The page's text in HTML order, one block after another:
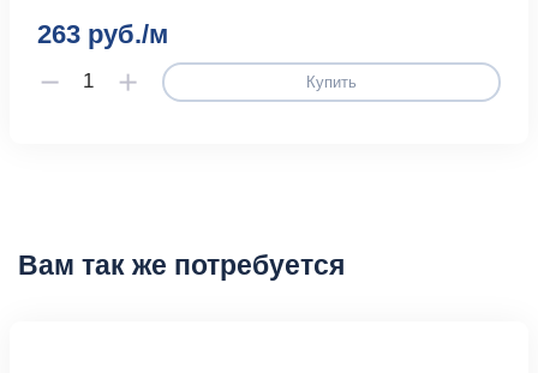
263 руб./м
Купить
Вам так же потребуется